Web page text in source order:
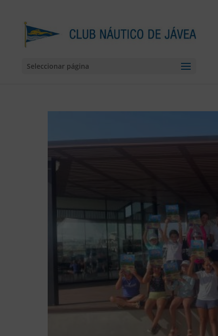
Seleccionar página